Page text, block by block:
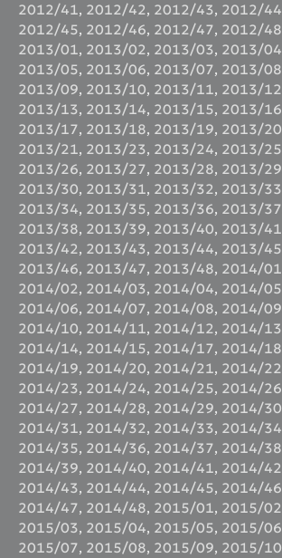
2012/41, 2012/42, 2012/43, 2012/44
2012/45, 2012/46, 2012/47, 2012/48
2013/01, 2013/02, 2013/03, 2013/04
2013/05, 2013/06, 2013/07, 2013/08
2013/09, 2013/10, 2013/11, 2013/12
2013/13, 2013/14, 2013/15, 2013/16
2013/17, 2013/18, 2013/19, 2013/20
2013/21, 2013/23, 2013/24, 2013/25
2013/26, 2013/27, 2013/28, 2013/29
2013/30, 2013/31, 2013/32, 2013/33
2013/34, 2013/35, 2013/36, 2013/37
2013/38, 2013/39, 2013/40, 2013/41
2013/42, 2013/43, 2013/44, 2013/45
2013/46, 2013/47, 2013/48, 2014/01
2014/02, 2014/03, 2014/04, 2014/05
2014/06, 2014/07, 2014/08, 2014/09
2014/10, 2014/11, 2014/12, 2014/13
2014/14, 2014/15, 2014/17, 2014/18
2014/19, 2014/20, 2014/21, 2014/22
2014/23, 2014/24, 2014/25, 2014/26
2014/27, 2014/28, 2014/29, 2014/30
2014/31, 2014/32, 2014/33, 2014/34
2014/35, 2014/36, 2014/37, 2014/38
2014/39, 2014/40, 2014/41, 2014/42
2014/43, 2014/44, 2014/45, 2014/46
2014/47, 2014/48, 2015/01, 2015/02
2015/03, 2015/04, 2015/05, 2015/06
2015/07, 2015/08, 2015/09, 2015/10